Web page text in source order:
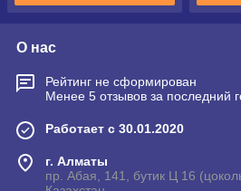
О нас
Рейтинг не сформирован
Менее 5 отзывов за последний
Работает с 30.01.2020
г. Алматы
пр. Абая, 141, бутик Ц 16